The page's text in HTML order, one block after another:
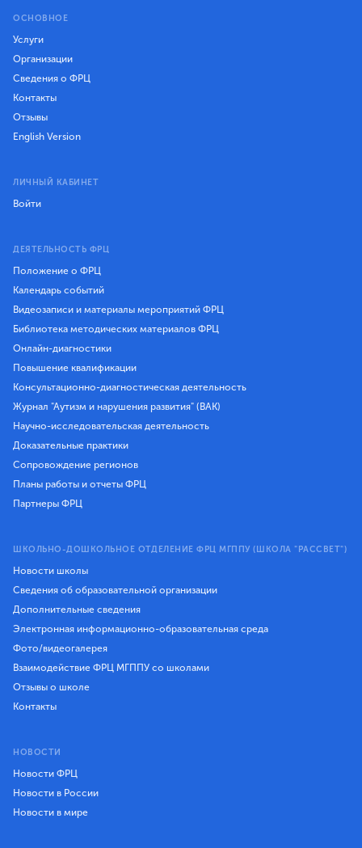
ОСНОВНОЕ
Услуги
Организации
Сведения о ФРЦ
Контакты
Отзывы
English Version
ЛИЧНЫЙ КАБИНЕТ
Войти
ДЕЯТЕЛЬНОСТЬ ФРЦ
Положение о ФРЦ
Календарь событий
Видеозаписи и материалы мероприятий ФРЦ
Библиотека методических материалов ФРЦ
Онлайн-диагностики
Повышение квалификации
Консультационно-диагностическая деятельность
Журнал "Аутизм и нарушения развития" (ВАК)
Научно-исследовательская деятельность
Доказательные практики
Сопровождение регионов
Планы работы и отчеты ФРЦ
Партнеры ФРЦ
ШКОЛЬНО-ДОШКОЛЬНОЕ ОТДЕЛЕНИЕ ФРЦ МГППУ (ШКОЛА "РАССВЕТ")
Новости школы
Сведения об образовательной организации
Дополнительные сведения
Электронная информационно-образовательная среда
Фото/видеогалерея
Взаимодействие ФРЦ МГППУ со школами
Отзывы о школе
Контакты
НОВОСТИ
Новости ФРЦ
Новости в России
Новости в мире